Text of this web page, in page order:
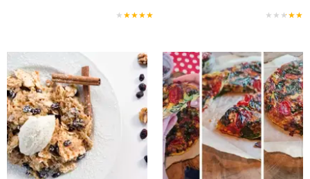
★
★
★
★
★
★
★
★
★
★